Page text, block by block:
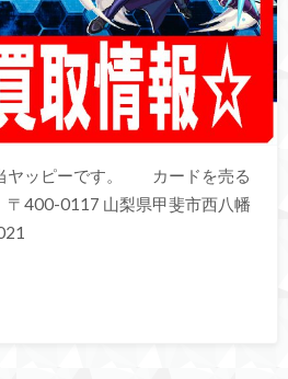
ヤッピーです。 カードを売る
〒400-0117 山梨県甲斐市西八幡